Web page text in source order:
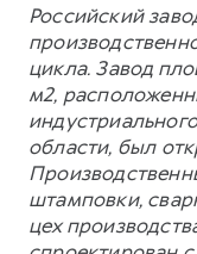
Российский
цикла. Завод
м2,
области, был
штамповки,
цех